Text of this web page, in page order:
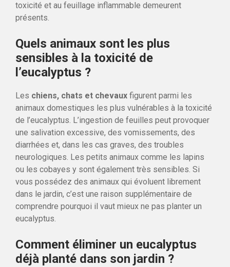
toxicité et au feuillage inflammable demeurent
présents.
Quels animaux sont les plus
sensibles à la toxicité de
l’eucalyptus ?
Les chiens, chats et chevaux figurent parmi les
animaux domestiques les plus vulnérables à la toxicité
de l’eucalyptus. L’ingestion de feuilles peut provoquer
une salivation excessive, des vomissements, des
diarrhées et, dans les cas graves, des troubles
neurologiques. Les petits animaux comme les lapins
ou les cobayes y sont également très sensibles. Si
vous possédez des animaux qui évoluent librement
dans le jardin, c’est une raison supplémentaire de
comprendre pourquoi il vaut mieux ne pas planter un
eucalyptus.
Comment éliminer un eucalyptus
déjà planté dans son jardin ?